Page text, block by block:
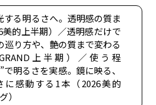
する明るさへ。透明感の質ま
的上半期）／透明感だけで
巡り方や、艶の質まで変わる
上半期）／使う程
で明るさを実感。鏡に映る、
に感動する1本（2026美的
）